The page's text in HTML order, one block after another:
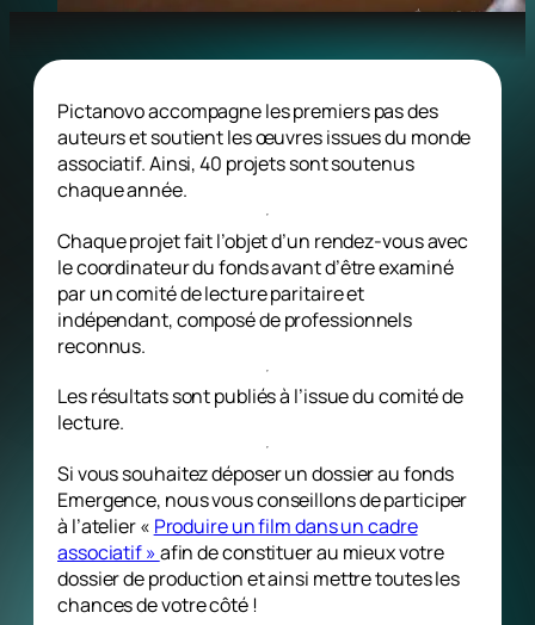
© Épave / Bulldog
Pictanovo accompagne les premiers pas des
auteurs et soutient les œuvres issues du monde
associatif. Ainsi, 40 projets sont soutenus
chaque année.
Chaque projet fait l’objet d’un rendez-vous avec
le coordinateur du fonds avant d’être examiné
par un comité de lecture paritaire et
indépendant, composé de professionnels
reconnus.
Les résultats sont publiés à l’issue du comité de
lecture.
Si vous souhaitez déposer un dossier au fonds
Emergence, nous vous conseillons de participer
à l’atelier « Produire un film dans un cadre
associatif »afin de constituer au mieux votre
dossier de production et ainsi mettre toutes les
chances de votre côté !